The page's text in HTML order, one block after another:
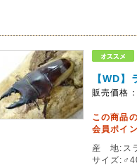
【WD
販売価格
この商品
会員ポイ
産 地:ス
サイズ